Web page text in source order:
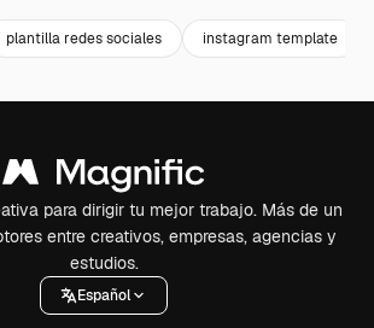
plantilla redes sociales instagram template
para dirigir tu mejor trabajo. Más de un
entre creativos, empresas, agencias y
estudios.
Español